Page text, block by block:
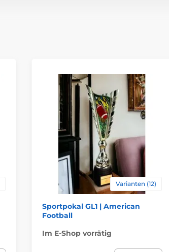
Varianten (12)
Sportpokal GL1 | American
Football
Im E-Shop vorrätig